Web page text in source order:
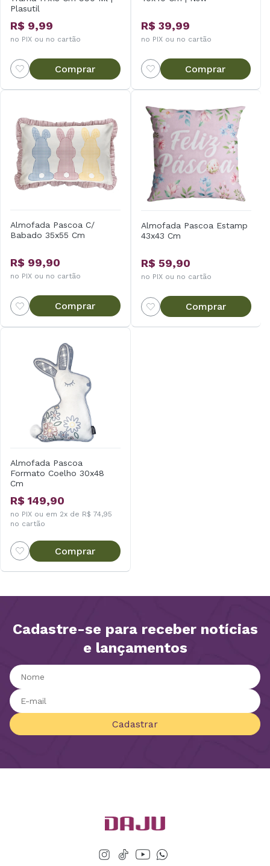
Plasutil
R$ 9,99
no PIX ou no cartão
Comprar
R$ 39,99
no PIX ou no cartão
Comprar
Almofada Pascoa C/
Babado 35x55 Cm
R$ 99,90
no PIX ou no cartão
Comprar
Almofada Pascoa Estamp
43x43 Cm
R$ 59,90
no PIX ou no cartão
Comprar
Almofada Pascoa
Formato Coelho 30x48
Cm
R$ 149,90
no PIX ou em 2x de R$ 74,95
no cartão
Comprar
Cadastre-se para receber notícias
e lançamentos
Cadastrar